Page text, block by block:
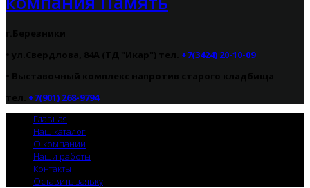
+7(3424) 20-10-09
+7(901) 268-9794
Главная
Наш каталог
О компании
Наши работы
Контакты
Оставить заявку